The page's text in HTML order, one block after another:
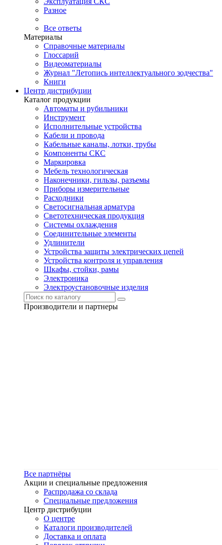
Разное
Все ответы
Материалы
Справочные материалы
Глоссарий
Видеоматериалы
Журнал "Летопись интеллектуального зодчества"
Книги
Центр дистрибуции
Каталог продукции
Автоматы и рубильники
Инструмент
Исполнительные устройства
Кабели и провода
Кабельные каналы, лотки, трубы
Компоненты СКС
Маркировка
Мебель технологическая
Наконечники, гильзы, разъемы
Приборы измерительные
Расходники
Светосигнальная арматура
Светотехническая продукция
Системы охлаждения
Соединительные элементы
Удлинители
Устройства защиты электрических цепей
Устройства контроля и управления
Шкафы, стойки, рамы
Электроника
Электроустановочные изделия
Производители и партнеры
Все партнёры
Акции и специальные предложения
Распродажа со склада
Специальные предложения
Центр дистрибуции
О центре
Каталоги производителей
Доставка и оплата